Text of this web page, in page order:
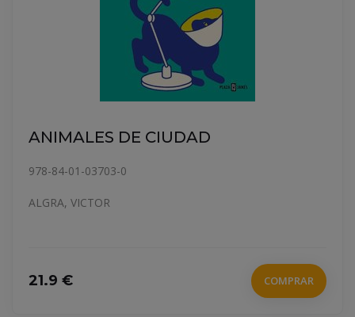
ANIMALES DE CIUDAD
978-84-01-03703-0
ALGRA, VICTOR
21.9 € COMPRAR